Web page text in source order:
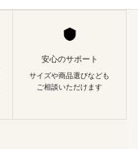
安心のサポート
サイズや商品選びなども
ご相談いただけます